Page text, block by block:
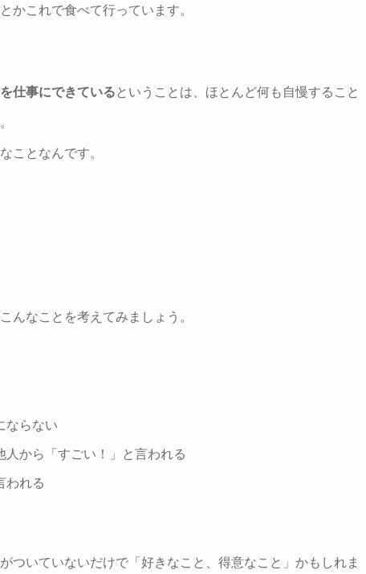
かこれで食べて行っています。
仕事にできている ということは、ほとんど何も自慢すること
ことなんです。
んなことを考えてみましょう。
ならない
から「すごい！」と言われる
われる
ついていないだけで「好きなこと、得意なこと」かもしれま